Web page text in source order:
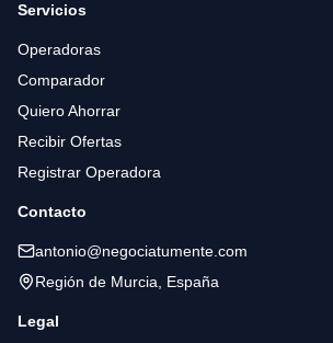
Servicios
Operadoras
Comparador
Quiero Ahorrar
Recibir Ofertas
Registrar Operadora
Contacto
antonio@negociatumente.com
Región de Murcia, España
Legal